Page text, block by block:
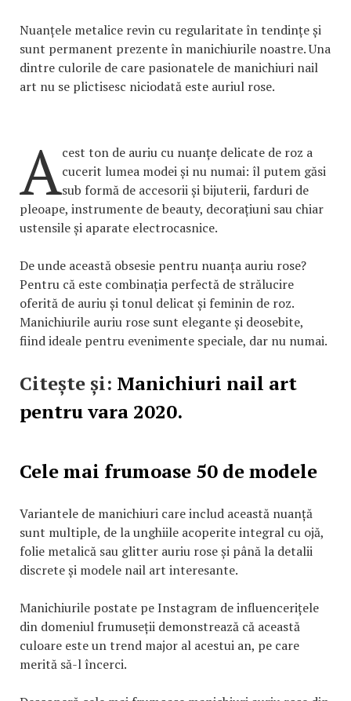
Nuanțele metalice revin cu regularitate în tendințe și
sunt permanent prezente în manichiurile noastre. Una
dintre culorile de care pasionatele de manichiuri nail
art nu se plictisesc niciodată este auriul rose.
Acest ton de auriu cu nuanțe delicate de roz a
cucerit lumea modei și nu numai: îl putem găsi
sub formă de accesorii și bijuterii, farduri de
pleoape, instrumente de beauty, decorațiuni sau chiar
ustensile și aparate electrocasnice.
De unde această obsesie pentru nuanța auriu rose?
Pentru că este combinația perfectă de strălucire
oferită de auriu și tonul delicat și feminin de roz.
Manichiurile auriu rose sunt elegante și deosebite,
fiind ideale pentru evenimente speciale, dar nu numai.
Citește și: Manichiuri nail art
pentru vara 2020.
Cele mai frumoase 50 de modele
Variantele de manichiuri care includ această nuanță
sunt multiple, de la unghiile acoperite integral cu ojă,
folie metalică sau glitter auriu rose și până la detalii
discrete și modele nail art interesante.
Manichiurile postate pe Instagram de influencerițele
din domeniul frumuseții demonstrează că această
culoare este un trend major al acestui an, pe care
merită să-l încerci.